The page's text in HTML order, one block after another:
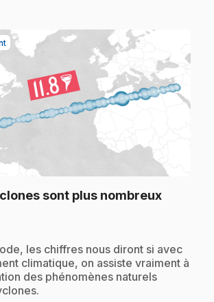
sont plus nombreux
les chiffres nous diront si avec
climatique, on assiste vraiment à
des phénomènes naturels